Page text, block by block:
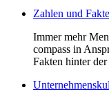
Zahlen und
Immer mehr
compass in
Fakten hinter